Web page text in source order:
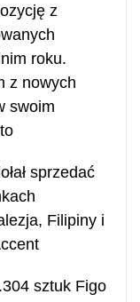
z
roku.
z nowych
swoim
sprzedać
Filipiny i
sztuk Figo